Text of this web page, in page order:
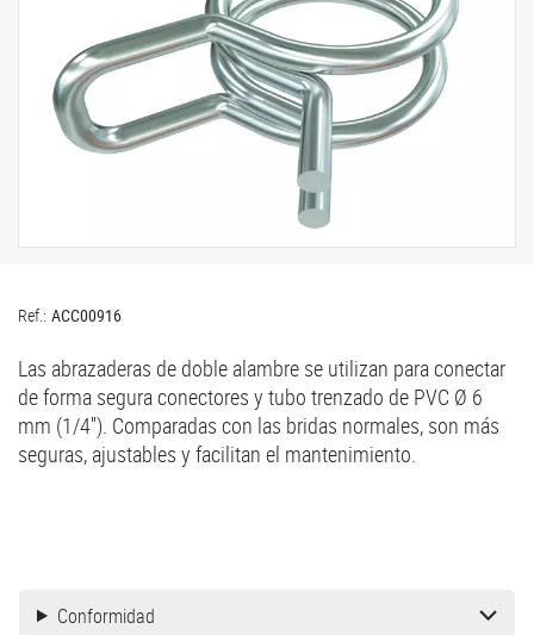
Ref.: ACC00916
Las abrazaderas de doble alambre se utilizan para conectar
de forma segura conectores y tubo trenzado de PVC Ø 6
mm (1/4''). Comparadas con las bridas normales, son más
seguras, ajustables y facilitan el mantenimiento.
Conformidad